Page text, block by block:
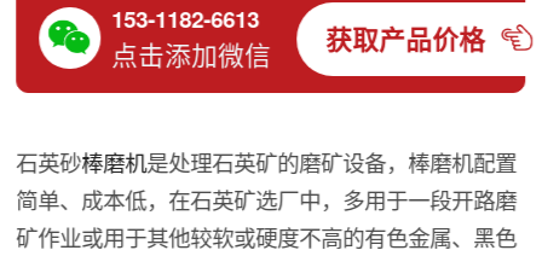
153-1182-6613
点击添加微信 获取产品价格
石英砂棒磨机是处理石英矿的磨矿设备，棒磨机配置
简单、成本低，在石英矿选厂中，多用于一段开路磨
矿作业或用于其他较软或硬度不高的有色金属、黑色